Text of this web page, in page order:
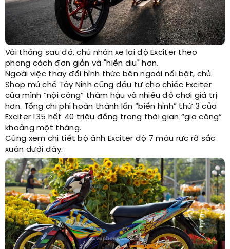
Vài tháng sau đó, chủ nhân xe lại độ Exciter theo
phong cách đơn giản và "hiền dịu" hơn.
Ngoài việc thay đổi hình thức bên ngoài nổi bật, chủ
Shop mủ chế Tây Ninh cũng đầu tư cho chiếc Exciter
của mình “nội công” thâm hậu và nhiều đồ chơi giá trị
hơn. Tổng chi phí hoàn thành lần “biến hình” thứ 3 của
Exciter 135 hết 40 triệu đồng trong thời gian “gia công”
khoảng một tháng.
Cùng xem chi tiết bộ ảnh Exciter độ 7 màu rực rỡ sắc
xuân dưới đây: